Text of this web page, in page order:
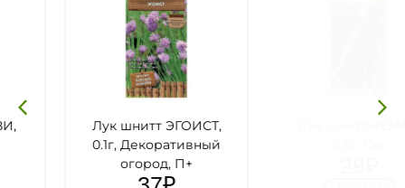
Лук шнитт ЭГОИСТ,
0.1г, Декоративный
огород, П+